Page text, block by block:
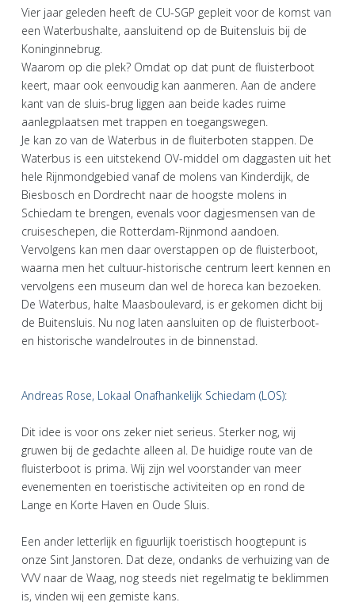
Vier jaar geleden heeft de CU-SGP gepleit voor de komst van
een Waterbushalte, aansluitend op de Buitensluis bij de
Koninginnebrug.
Waarom op die plek? Omdat op dat punt de fluisterboot
keert, maar ook eenvoudig kan aanmeren. Aan de andere
kant van de sluis-brug liggen aan beide kades ruime
aanlegplaatsen met trappen en toegangswegen.
Je kan zo van de Waterbus in de fluiterboten stappen. De
Waterbus is een uitstekend OV-middel om daggasten uit het
hele Rijnmondgebied vanaf de molens van Kinderdijk, de
Biesbosch en Dordrecht naar de hoogste molens in
Schiedam te brengen, evenals voor dagjesmensen van de
cruiseschepen, die Rotterdam-Rijnmond aandoen.
Vervolgens kan men daar overstappen op de fluisterboot,
waarna men het cultuur-historische centrum leert kennen en
vervolgens een museum dan wel de horeca kan bezoeken.
De Waterbus, halte Maasboulevard, is er gekomen dicht bij
de Buitensluis. Nu nog laten aansluiten op de fluisterboot-
en historische wandelroutes in de binnenstad.
Andreas Rose, Lokaal Onafhankelijk Schiedam (LOS):
Dit idee is voor ons zeker niet serieus. Sterker nog, wij
gruwen bij de gedachte alleen al. De huidige route van de
fluisterboot is prima. Wij zijn wel voorstander van meer
evenementen en toeristische activiteiten op en rond de
Lange en Korte Haven en Oude Sluis.
Een ander letterlijk en figuurlijk toeristisch hoogtepunt is
onze Sint Janstoren. Dat deze, ondanks de verhuizing van de
VVV naar de Waag, nog steeds niet regelmatig te beklimmen
is, vinden wij een gemiste kans.